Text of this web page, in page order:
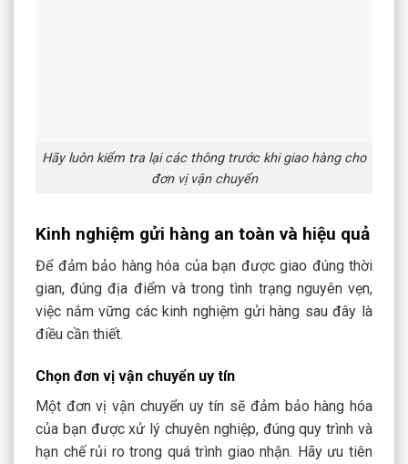
Hãy luôn kiểm tra lại các thông trước khi giao hàng cho
đơn vị vận chuyển
Kinh nghiệm gửi hàng an toàn và hiệu quả
Để đảm bảo hàng hóa của bạn được giao đúng thời
gian, đúng địa điểm và trong tình trạng nguyên vẹn,
việc nắm vững các kinh nghiệm gửi hàng sau đây là
điều cần thiết.
Chọn đơn vị vận chuyển uy tín
Một đơn vị vận chuyển uy tín sẽ đảm bảo hàng hóa
của bạn được xử lý chuyên nghiệp, đúng quy trình và
hạn chế rủi ro trong quá trình giao nhận. Hãy ưu tiên